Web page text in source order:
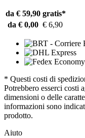
da € 59,90 gratis*
da € 0,00 € 6,90
* Questi costi di
Potrebbero esserci costi
dimensioni o delle
informazioni sono
prodotto.
Aiuto